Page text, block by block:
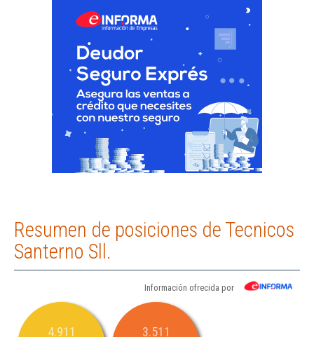
Resumen de posiciones de Tecnicos
Santerno Sll.
Información ofrecida por
4.911 3.511